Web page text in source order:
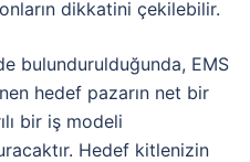
dikkatini çekilebilir.
bulundurulduğunda, EMS
hedef pazarın net bir
bir iş modeli
Hedef kitlenizin